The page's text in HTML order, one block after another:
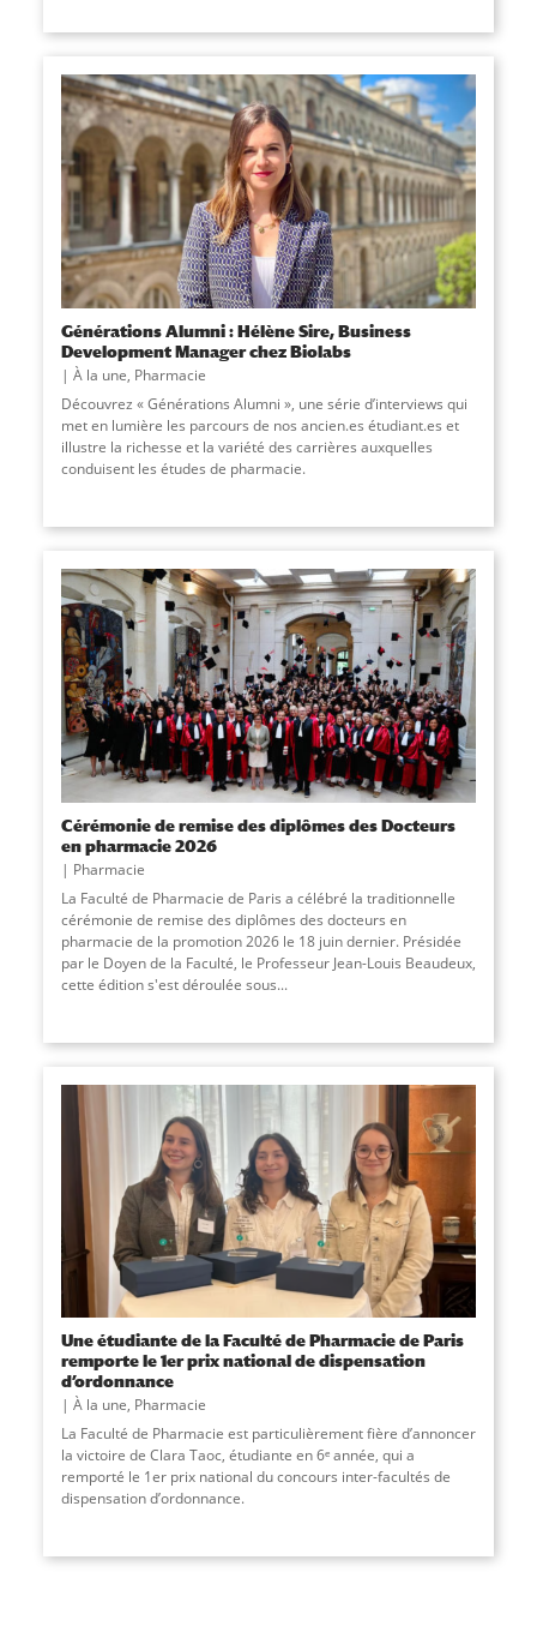
Générations Alumni : Hélène Sire, Business
Development Manager chez Biolabs
À la une, Pharmacie
Découvrez « Générations Alumni », une série d’interviews qui
met en lumière les parcours de nos ancien.es étudiant.es et
illustre la richesse et la variété des carrières auxquelles
conduisent les études de pharmacie.
Cérémonie de remise des diplômes des Docteurs
en pharmacie 2026
Pharmacie
La Faculté de Pharmacie de Paris a célébré la traditionnelle
cérémonie de remise des diplômes des docteurs en
pharmacie de la promotion 2026 le 18 juin dernier. Présidée
par le Doyen de la Faculté, le Professeur Jean-Louis Beaudeux,
cette édition s'est déroulée sous...
Une étudiante de la Faculté de Pharmacie de Paris
remporte le 1er prix national de dispensation
d’ordonnance
À la une, Pharmacie
La Faculté de Pharmacie est particulièrement fière d’annoncer
la victoire de Clara Taoc, étudiante en 6ᵉ année, qui a
remporté le 1er prix national du concours inter-facultés de
dispensation d’ordonnance.